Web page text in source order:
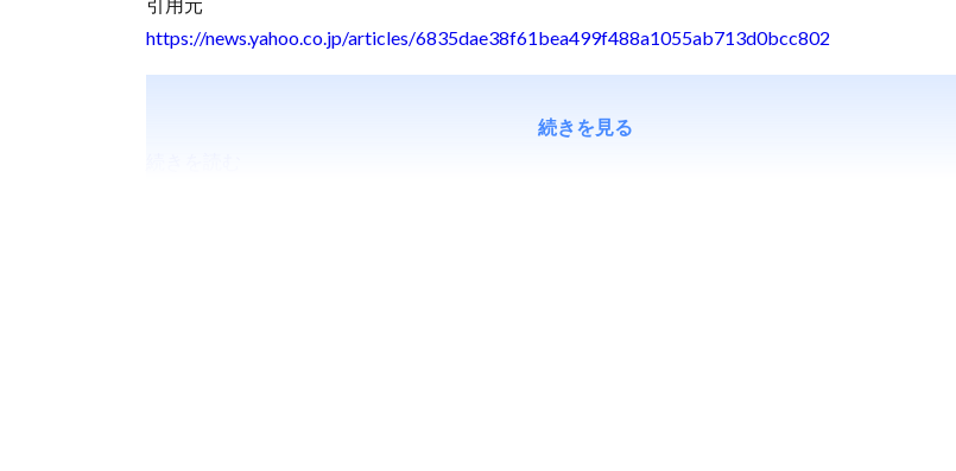
https://news.yahoo.co.jp/articles/6835dae38f61bea499f488a1055ab713d0bcc802
続きを見る